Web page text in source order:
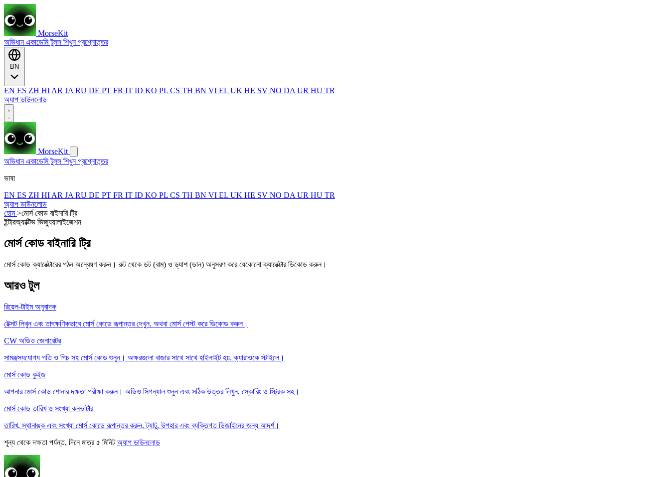
MorseKit
অভিধানএকাডেমিটুলসশিখুনপ্রশ্নোত্তর
EN ES ZH HI AR JA RU DE PT FR IT ID KO PL CS TH BN VI EL UK HE SV NO DA UR HU TR
অ্যাপ ডাউনলোড
MorseKit
অভিধানএকাডেমিটুলসশিখুনপ্রশ্নোত্তর
ভাষা
EN ES ZH HI AR JA RU DE PT FR IT ID KO PL CS TH BN VI EL UK HE SV NO DA UR HU TR
অ্যাপ ডাউনলোড
হোম>মোর্স কোড বাইনারি ট্রি
ইন্টারঅ্যাক্টিভ ভিজ্যুয়ালাইজেশন
মোর্স কোড বাইনারি ট্রি
মোর্স কোড ক্যারেক্টারের গঠন অন্বেষণ করুন। রুট থেকে ডট (বাম) ও ড্যাশ (ডান) অনুসরণ করে যেকোনো ক্যারেক্টার ডিকোড করুন।
আরও টুল
রিয়েল-টাইম অনুবাদক
টেক্সট লিখুন এবং তাৎক্ষণিকভাবে মোর্স কোডে রূপান্তর দেখুন. অথবা মোর্স পেস্ট করে ডিকোড করুন।
CW অডিও জেনারেটর
সামঞ্জস্যযোগ্য গতি ও পিচ সহ মোর্স কোড শুনুন। অক্ষরগুলো বাজার সাথে সাথে হাইলাইট হয়. ক্যারাওকে স্টাইলে।
মোর্স কোড কুইজ
আপনার মোর্স কোড শোনার দক্ষতা পরীক্ষা করুন। অডিও সিগন্যাল শুনুন এবং সঠিক উত্তর লিখুন, স্কোরিং ও স্ট্রিক সহ।
মোর্স কোড তারিখ ও সংখ্যা কনভার্টার
তারিখ, স্থানাঙ্ক এবং সংখ্যা মোর্স কোডে রূপান্তর করুন, ট্যাটু, উপহার এবং ব্যক্তিগত ডিজাইনের জন্য আদর্শ।
শূন্য থেকে দক্ষতা পর্যন্ত, দিনে মাত্র ৫ মিনিটঅ্যাপ ডাউনলোড